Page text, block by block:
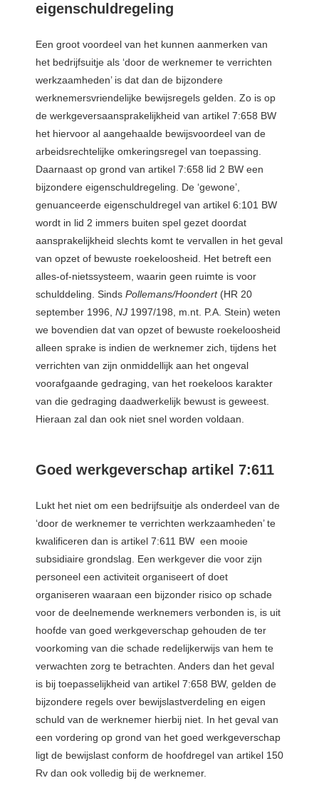
eigenschuldregeling
Een groot voordeel van het kunnen aanmerken van
het bedrijfsuitje als ‘door de werknemer te verrichten
werkzaamheden’ is dat dan de bijzondere
werknemersvriendelijke bewijsregels gelden. Zo is op
de werkgeversaansprakelijkheid van artikel 7:658 BW
het hiervoor al aangehaalde bewijsvoordeel van de
arbeidsrechtelijke omkeringsregel van toepassing.
Daarnaast op grond van artikel 7:658 lid 2 BW een
bijzondere eigenschuldregeling. De ‘gewone’,
genuanceerde eigenschuldregel van artikel 6:101 BW
wordt in lid 2 immers buiten spel gezet doordat
aansprakelijkheid slechts komt te vervallen in het geval
van opzet of bewuste roekeloosheid. Het betreft een
alles-of-nietssysteem, waarin geen ruimte is voor
schulddeling. Sinds Pollemans/Hoondert(HR 20
september 1996, NJ 1997/198, m.nt. P.A. Stein) weten
we bovendien dat van opzet of bewuste roekeloosheid
alleen sprake is indien de werknemer zich, tijdens het
verrichten van zijn onmiddellijk aan het ongeval
voorafgaande gedraging, van het roekeloos karakter
van die gedraging daadwerkelijk bewust is geweest.
Hieraan zal dan ook niet snel worden voldaan.
Goed werkgeverschap artikel 7:611
Lukt het niet om een bedrijfsuitje als onderdeel van de
‘door de werknemer te verrichten werkzaamheden’ te
kwalificeren dan is artikel 7:611 BW een mooie
subsidiaire grondslag. Een werkgever die voor zijn
personeel een activiteit organiseert of doet
organiseren waaraan een bijzonder risico op schade
voor de deelnemende werknemers verbonden is, is uit
hoofde van goed werkgeverschap gehouden de ter
voorkoming van die schade redelijkerwijs van hem te
verwachten zorg te betrachten. Anders dan het geval
is bij toepasselijkheid van artikel 7:658 BW, gelden de
bijzondere regels over bewijslastverdeling en eigen
schuld van de werknemer hierbij niet. In het geval van
een vordering op grond van het goed werkgeverschap
ligt de bewijslast conform de hoofdregel van artikel 150
Rv dan ook volledig bij de werknemer.